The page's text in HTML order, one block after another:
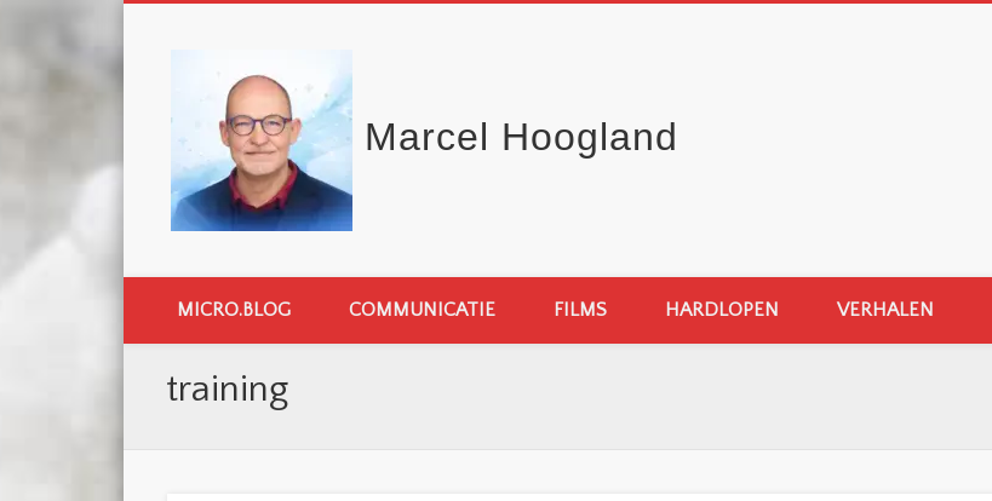
Marcel Hoogland
MICRO.BLOG COMMUNICATIE FILMS HARDLOPEN VERHALEN
training